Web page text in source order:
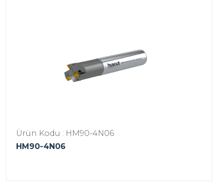
Ürün Kodu : HM90-4N06
HM90-4N06